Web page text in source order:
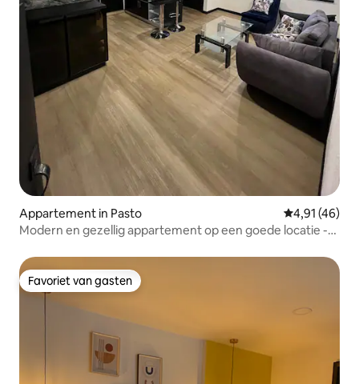
Appartement in Pasto Gemiddelde
4,91 (46)
Modern en gezellig appartement op een goede locatie -
Favoriet van gasten
Favoriet van gasten